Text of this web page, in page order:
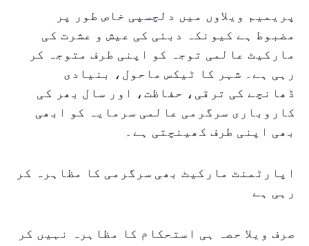
پریمیم ویلاوں میں دلچسپی خاص طور پر
مضبوط ہے کیونکہ دبئی کی عیش و عشرت کی
مارکیٹ عالمی توجہ کو اپنی طرف متوجہ کر
رہی ہے۔ شہر کا ٹیکس ماحول، بنیادی
ڈھانچے کی ترقی، حفاظت، اور سال بھر کی
کاروباری سرگرمی عالمی سرمایہ کو ابھی
بھی اپنی طرف کھینچتی ہے۔
اپارٹمنٹ مارکیٹ بھی سرگرمی کا مظاہرہ کر
رہی ہے
صرف ویلا حصہ ہی استحکام کا مظاہرہ نہیں کر